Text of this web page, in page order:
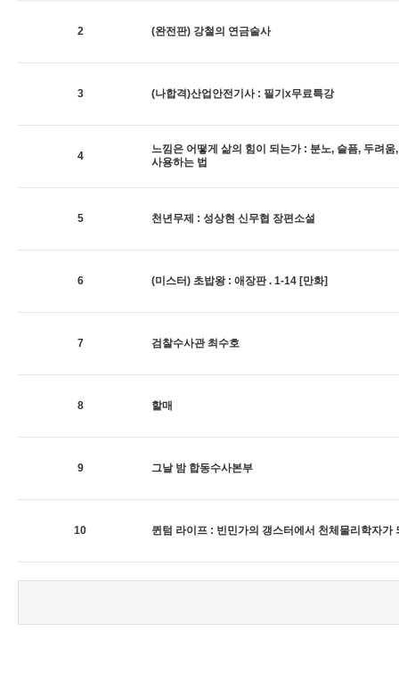
2 (완전판) 강철의 연금술사
3 (나합격)산업안전기사 : 필기x무료특강
4
느낌은 어떻게 삶의 힘이 되는가 : 분노, 슬픔, 두려
사용하는 법
5 천년무제 : 성상현 신무협 장편소설
6 (미스터) 초밥왕 : 애장판 . 1-14 [만화]
7 검찰수사관 최수호
8 할매
9 그날 밤 합동수사본부
10 퀸텀 라이프 : 빈민가의 갱스터에서 천체물리학자가